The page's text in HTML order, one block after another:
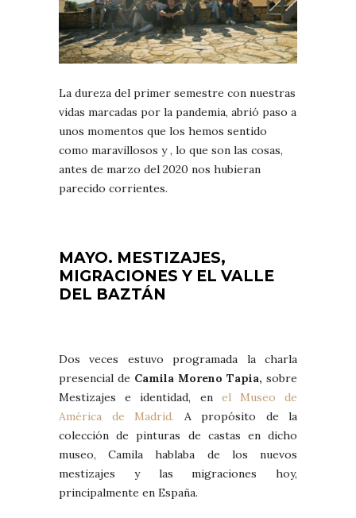
La dureza del primer semestre con nuestras
vidas marcadas por la pandemia, abrió paso a
unos momentos que los hemos sentido
como maravillosos y , lo que son las cosas,
antes de marzo del 2020 nos hubieran
parecido corrientes.
MAYO. MESTIZAJES,
MIGRACIONES Y EL VALLE
DEL BAZTÁN
Dos veces estuvo programada la charla
presencial de Camila Moreno Tapia, sobre
Mestizajes e identidad, enel Museo de
América de Madrid. A propósito de la
colección de pinturas de castas en dicho
museo, Camila hablaba de los nuevos
mestizajes y las migraciones hoy,
principalmente en España.